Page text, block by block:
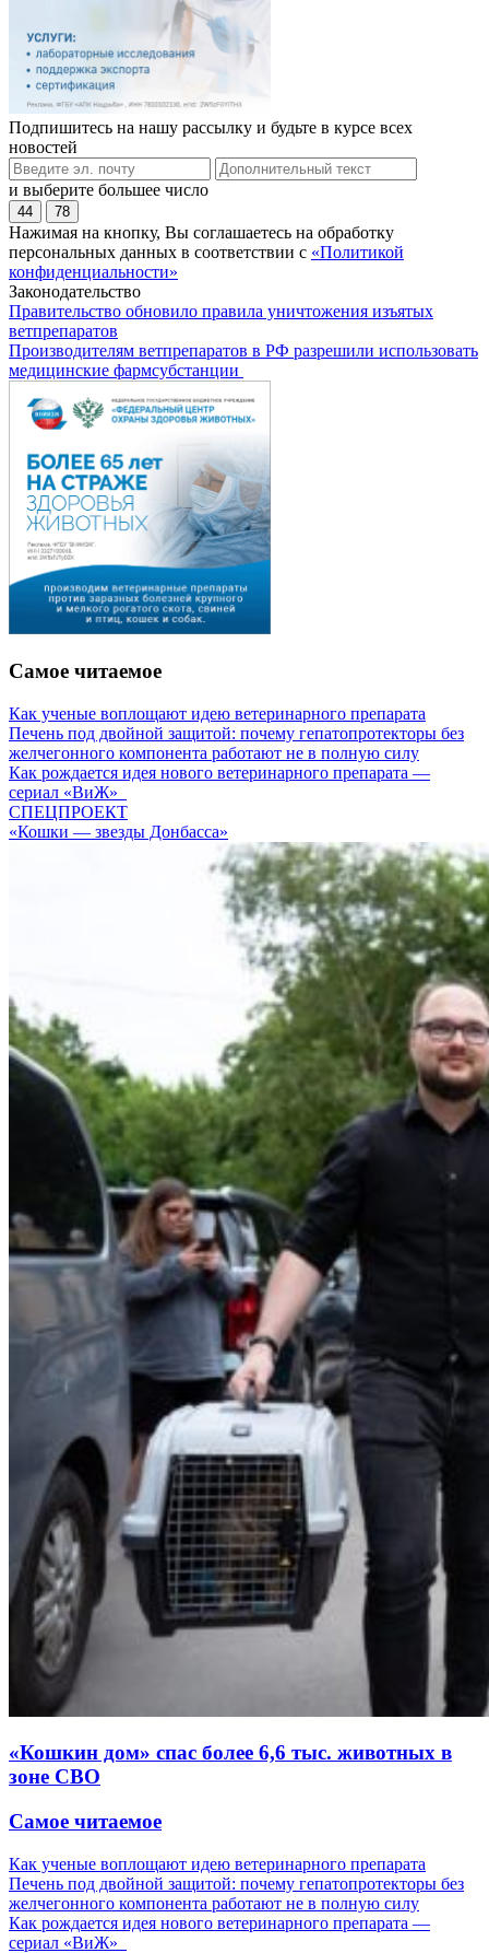
Подпишитесь на нашу рассылку и будьте в курсе всех
новостей
и выберите большее число
44 78
Нажимая на кнопку, Вы соглашаетесь на обработку
персональных данных в соответствии с «Политикой
конфиденциальности»
Законодательство
Правительство обновило правила уничтожения изъятых
ветпрепаратов
Производителям ветпрепаратов в РФ разрешили использовать
медицинские фармсубстанции
Самое читаемое
Как ученые воплощают идею ветеринарного препарата
Печень под двойной защитой: почему гепатопротекторы без
желчегонного компонента работают не в полную силу
Как рождается идея нового ветеринарного препарата —
сериал «ВиЖ»
СПЕЦПРОЕКТ
«Кошки — звезды Донбасса»
«Кошкин дом» спас более 6,6 тыс. животных в
зоне СВО
Самое читаемое
Как ученые воплощают идею ветеринарного препарата
Печень под двойной защитой: почему гепатопротекторы без
желчегонного компонента работают не в полную силу
Как рождается идея нового ветеринарного препарата —
сериал «ВиЖ»